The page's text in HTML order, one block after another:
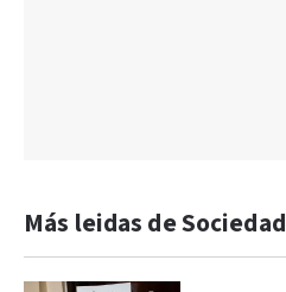
Más leidas de Sociedad